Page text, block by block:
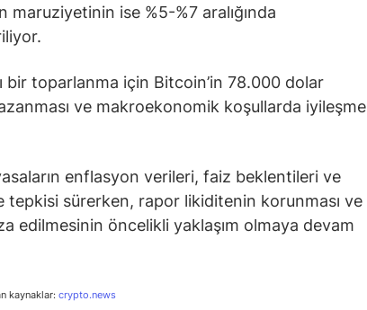
maruziyetinin ise %5-%7 aralığında
bir toparlanma için Bitcoin’in 78.000 dolar
ve makroekonomik koşullarda iyileşme
enflasyon verileri, faiz beklentileri ve
tepkisi sürerken, rapor likiditenin korunması ve
edilmesinin öncelikli yaklaşım olmaya devam
kaynaklar: crypto.news